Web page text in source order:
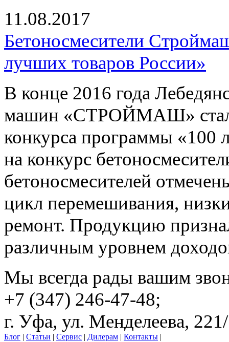
11.08.2017
Бетоносмесители
лучших товаров России»
В конце 2016 года
машин «СТРОЙМАШ» стал
конкурса программы «100
на конкурс
бетоносмесителей
цикл перемешивания,
ремонт. Продукцию
различным уровнем
Мы всегда рады вашим
+7 (347) 246-47-48;
г. Уфа, ул. Менделеева,
Блог | Статьи | Сервис | Дилерам | Контакты |